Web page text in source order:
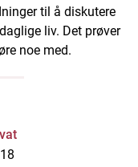
til å diskutere
liv. Det prøver
noe med.